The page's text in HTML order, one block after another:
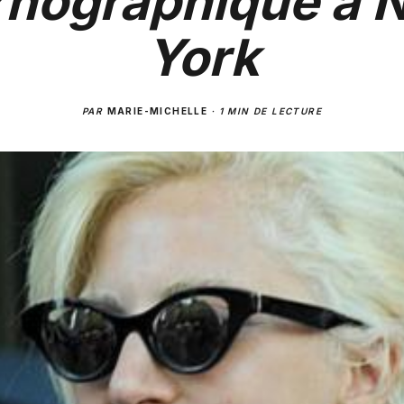
York
PAR MARIE-MICHELLE · 1 MIN DE LECTURE